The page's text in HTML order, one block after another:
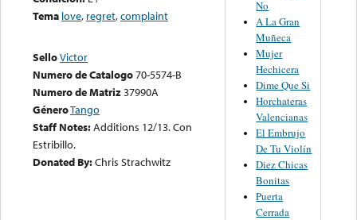
Tema love, regret,complaint
SelloVictor
Numero de Catalogo70-5574-B
Numero de Matriz37990A
GéneroTango
Staff Notes:Additions 12/13. Con
Estribillo.
Donated By:Chris Strachwitz
No
A La Gran
Muñeca
Mujer
Hechicera
Dime Que Si
Horchateras
Valencianas
El Embrujo
De Tu Violín
Diez Chicas
Bonitas
Puerta
Cerrada